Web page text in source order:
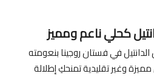
كحلي ناعم ومميز
في فستان روجينا بنعومته
وغير تقليدية تمنحكِ إطلالة